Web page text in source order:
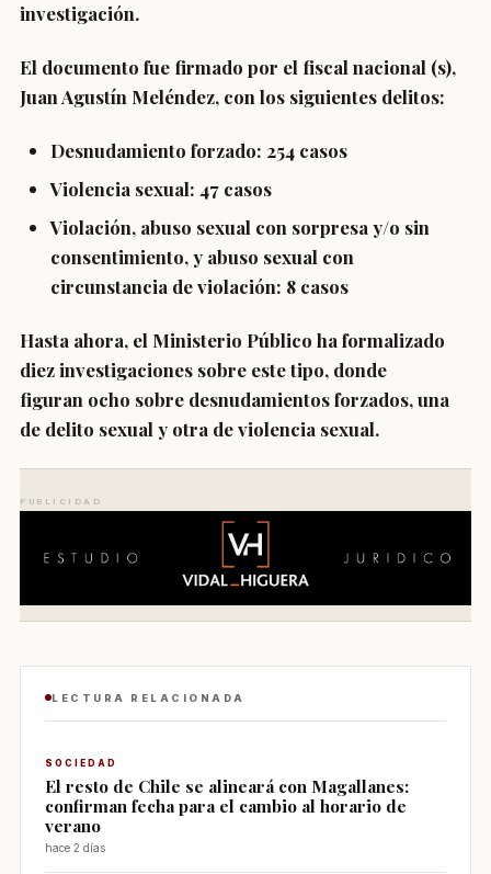
investigación.
El documento fue firmado por el fiscal nacional (s),
Juan Agustín Meléndez, con los siguientes delitos:
Desnudamiento forzado: 254 casos
Violencia sexual: 47 casos
Violación, abuso sexual con sorpresa y/o sin
consentimiento, y abuso sexual con
circunstancia de violación: 8 casos
Hasta ahora, el Ministerio Público ha formalizado
diez investigaciones sobre este tipo, donde
figuran ocho sobre desnudamientos forzados, una
de delito sexual y otra de violencia sexual.
PUBLICIDAD
LECTURA RELACIONADA
SOCIEDAD
El resto de Chile se alineará con Magallanes:
confirman fecha para el cambio al horario de
verano
hace 2 días